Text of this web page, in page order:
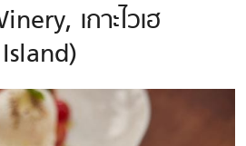
เกาะไวเฮ